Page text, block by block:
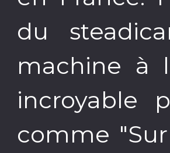
du
machine à
incroyable
comme